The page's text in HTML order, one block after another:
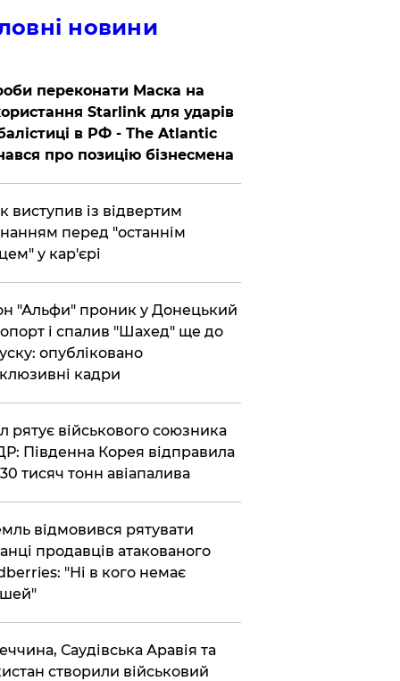
новини
переконати Маска на
Starlink для ударів
в РФ - The Atlantic
про позицію бізнесмена
виступив із відвертим
перед "останнім
у кар'єрі
"Альфи" проник у Донецький
і спалив "Шахед" ще до
опубліковано
кадри
рятує військового союзника
Південна Корея відправила
тисяч тонн авіапалива
відмовився рятувати
продавців атакованого
"Ні в кого немає
Саудівська Аравія та
створили військовий